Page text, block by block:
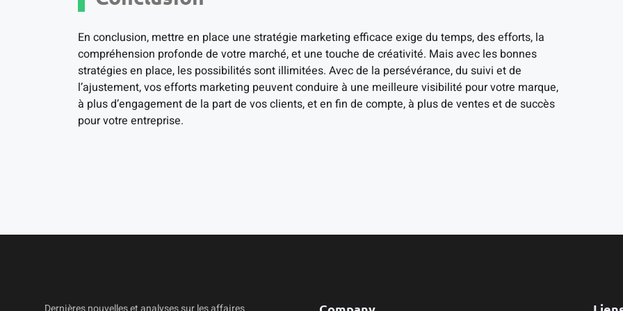
En conclusion, mettre en place une stratégie marketing efficace exige du temps, des efforts, la
compréhension profonde de votre marché, et une touche de créativité. Mais avec les bonnes
stratégies en place, les possibilités sont illimitées. Avec de la persévérance, du suivi et de
l’ajustement, vos efforts marketing peuvent conduire à une meilleure visibilité pour votre marque,
à plus d’engagement de la part de vos clients, et en fin de compte, à plus de ventes et de succès
pour votre entreprise.